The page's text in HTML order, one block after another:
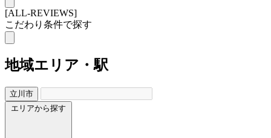
[ALL-REVIEWS]
こだわり条件で探す
地域エリア・駅
立川市
エリアから探す